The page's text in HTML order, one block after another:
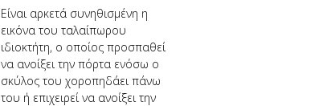
Είναι αρκετά συνηθισμένη η
εικόνα του ταλαίπωρου
ιδιοκτήτη, ο οποίος προσπαθεί
να ανοίξει την πόρτα ενόσω ο
σκύλος του χοροπηδάει πάνω
του ή επιχειρεί να ανοίξει την